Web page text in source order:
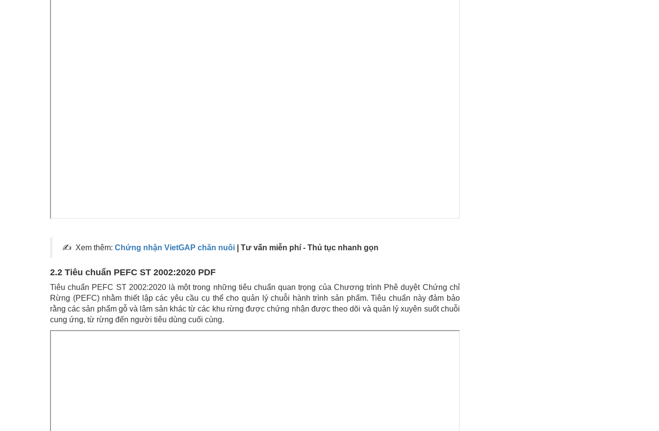
✍ Xem thêm: Chứng nhận VietGAP chăn nuôi | Tư vấn miễn phí - Thủ tục nhanh gọn
2.2 Tiêu chuẩn PEFC ST 2002:2020 PDF
Tiêu chuẩn PEFC ST 2002:2020 là một trong những tiêu chuẩn quan trọng của Chương trình Phê duyệt Chứng chỉ
Rừng (PEFC) nhằm thiết lập các yêu cầu cụ thể cho quản lý chuỗi hành trình sản phẩm. Tiêu chuẩn này đảm bảo
rằng các sản phẩm gỗ và lâm sản khác từ các khu rừng được chứng nhận được theo dõi và quản lý xuyên suốt chuỗi
cung ứng, từ rừng đến người tiêu dùng cuối cùng.